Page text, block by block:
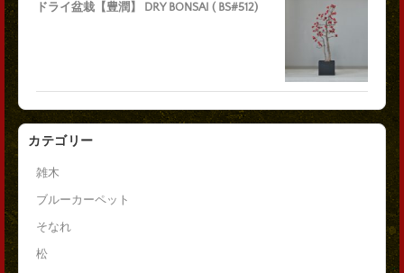
ドライ盆栽【豊潤】 DRY BONSAI ( BS#512)
カテゴリー
雑木
ブルーカーペット
そなれ
松